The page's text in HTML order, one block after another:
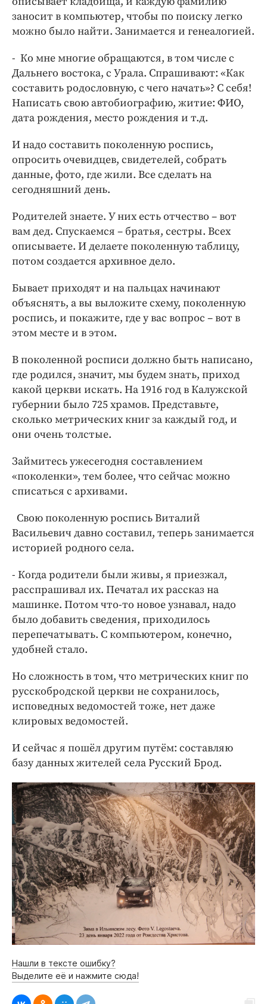
заносит в компьютер, чтобы по поиску легко
можно было найти. Занимается и генеалогией.
- Ко мне многие обращаются, в том числе с
Дальнего востока, с Урала. Спрашивают: «Как
составить родословную, с чего начать»? С себя!
Написать свою автобиографию, житие: ФИО,
дата рождения, место рождения и т.д.
И надо составить поколенную роспись,
опросить очевидцев, свидетелей, собрать
данные, фото, где жили. Все сделать на
сегодняшний день.
Родителей знаете. У них есть отчество – вот
вам дед. Спускаемся – братья, сестры. Всех
описываете. И делаете поколенную таблицу,
потом создается архивное дело.
Бывает приходят и на пальцах начинают
объяснять, а вы выложите схему, поколенную
роспись, и покажите, где у вас вопрос – вот в
этом месте и в этом.
В поколенной росписи должно быть написано,
где родился, значит, мы будем знать, приход
какой церкви искать. На 1916 год в Калужской
губернии было 725 храмов. Представьте,
сколько метрических книг за каждый год, и
они очень толстые.
Займитесь ужесегодня составлением
«поколенки», тем более, что сейчас можно
списаться с архивами.
Свою поколенную роспись Виталий
Васильевич давно составил, теперь занимается
историей родного села.
- Когда родители были живы, я приезжал,
расспрашивал их. Печатал их рассказ на
машинке. Потом что-то новое узнавал, надо
было добавить сведения, приходилось
перепечатывать. С компьютером, конечно,
удобней стало.
Но сложность в том, что метрических книг по
русскобродской церкви не сохранилось,
исповедных ведомостей тоже, нет даже
клировых ведомостей.
И сейчас я пошёл другим путём: составляю
базу данных жителей села Русский Брод.
Нашли в тексте ошибку?
Выделите её и нажмите сюда!